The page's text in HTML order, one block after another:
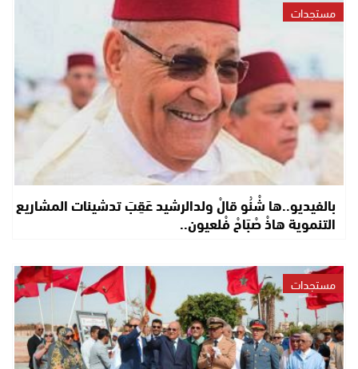
مستجدات
بالفيديو..ها شْنُو قالْ ولدالرشيد عَقِبَ تدشينات المشاريع
التنموية هاذْ صْبَاحْ فْلعيون..
مستجدات